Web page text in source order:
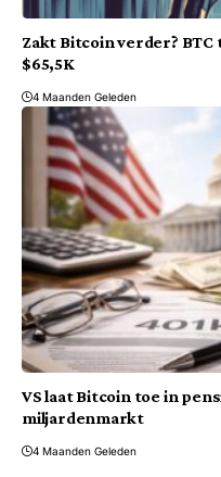
Zakt Bitcoin verder?
$65,5K
4 Maanden Geleden
VS laat Bitcoin toe in
miljardenmarkt
4 Maanden Geleden